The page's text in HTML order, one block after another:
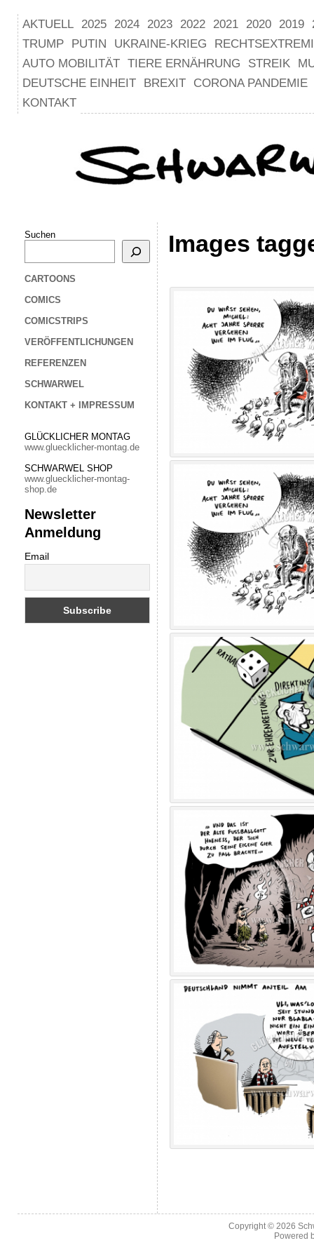
AKTUELL 2025 2024 2023 2022 2021 2020 2019
TRUMP
PUTIN UKRAINE-KRIEG
AUTO MOBILITÄT TIERE ERNÄHRUNG STREIK
DEUTSCHE EINHEIT
BREXIT
CORONA PANDEMIE
KONTAKT
Suchen
CARTOONS
COMICS
COMICSTRIPS
VERÖFFENTLICHUNGEN
REFERENZEN
SCHWARWEL
KONTAKT + IMPRESSUM
GLÜCKLICHER MONTAG
www.gluecklicher-montag.de
SCHWARWEL SHOP
www.gluecklicher-montag-
shop.de
Newsletter
Anmeldung
Email
Images
Copyright © 2026
Powered